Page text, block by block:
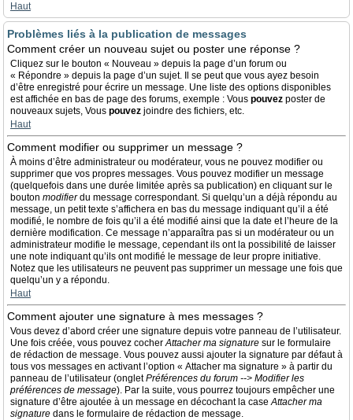
Haut
Problèmes liés à la publication de messages
Comment créer un nouveau sujet ou poster une réponse ?
Cliquez sur le bouton « Nouveau » depuis la page d’un forum ou
« Répondre » depuis la page d’un sujet. Il se peut que vous ayez besoin
d’être enregistré pour écrire un message. Une liste des options disponibles
est affichée en bas de page des forums, exemple : Vous pouvez poster de
nouveaux sujets, Vous pouvez joindre des fichiers, etc.
Haut
Comment modifier ou supprimer un message ?
À moins d’être administrateur ou modérateur, vous ne pouvez modifier ou
supprimer que vos propres messages. Vous pouvez modifier un message
(quelquefois dans une durée limitée après sa publication) en cliquant sur le
bouton modifierdu message correspondant. Si quelqu’un a déjà répondu au
message, un petit texte s’affichera en bas du message indiquant qu’il a été
modifié, le nombre de fois qu’il a été modifié ainsi que la date et l’heure de la
dernière modification. Ce message n’apparaîtra pas si un modérateur ou un
administrateur modifie le message, cependant ils ont la possibilité de laisser
une note indiquant qu’ils ont modifié le message de leur propre initiative.
Notez que les utilisateurs ne peuvent pas supprimer un message une fois que
quelqu’un y a répondu.
Haut
Comment ajouter une signature à mes messages ?
Vous devez d’abord créer une signature depuis votre panneau de l’utilisateur.
Une fois créée, vous pouvez cocherAttacher ma signature sur le formulaire
de rédaction de message. Vous pouvez aussi ajouter la signature par défaut à
tous vos messages en activant l’option « Attacher ma signature » à partir du
panneau de l’utilisateur (ongletPréférences du forum --> Modifier les
préférences de message). Par la suite, vous pourrez toujours empêcher une
signature d’être ajoutée à un message en décochant la caseAttacher ma
signature dans le formulaire de rédaction de message.